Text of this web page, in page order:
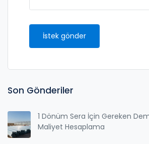
İstek gönder
Son Gönderiler
1 Dönüm Sera İçin Gereken
Maliyet Hesaplama